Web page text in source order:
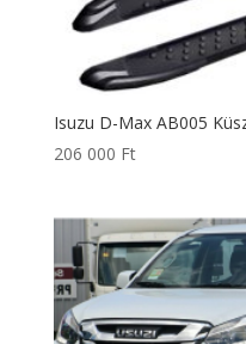
Isuzu D-Max AB005
206 000 Ft